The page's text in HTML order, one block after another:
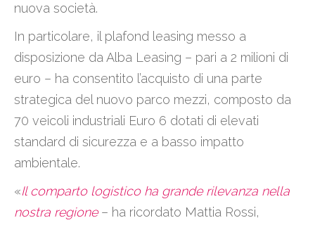
nuova società.
In particolare, il plafond leasing messo a
disposizione da Alba Leasing – pari a 2 milioni di
euro – ha consentito l’acquisto di una parte
strategica del nuovo parco mezzi, composto da
70 veicoli industriali Euro 6 dotati di elevati
standard di sicurezza e a basso impatto
ambientale.
«Il comparto logistico ha grande rilevanza nella
nostra regione– ha ricordato Mattia Rossi,